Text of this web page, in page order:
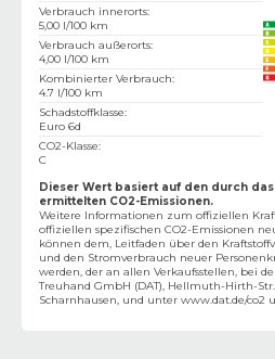
Verbrauch innerorts:
5,00 l/100 km
Verbrauch außerorts:
4,00 l/100 km
Kombinierter Verbrauch:
4.7 l/100 km
Schadstoffklasse:
Euro 6d
CO2-Klasse:
C
Dieser Wert basiert auf den durch das
ermittelten CO2-Emissionen.
Weitere Informationen zum offiziellen
offiziellen spezifischen CO2-Emissionen
können dem‚ Leitfaden über den
und den Stromverbrauch neuer
werden, der an allen Verkaufsstellen, bei
Treuhand GmbH (DAT), Hellmuth-Hirth-Str.
Scharnhausen, und unter www.dat.de/co2